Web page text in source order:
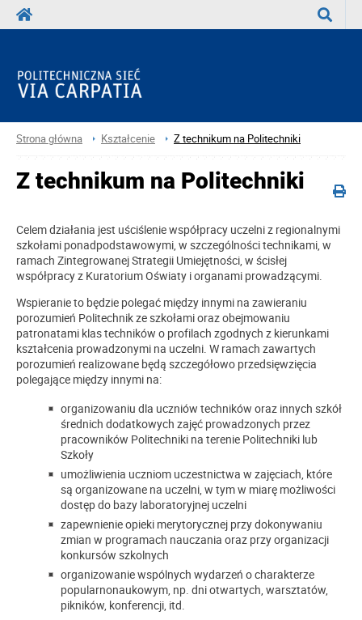
Strona główna Kształcenie Z technikum na Politechniki
Z technikum na Politechniki
Celem działania jest uściślenie współpracy uczelni z regionalnymi
szkołami ponadpodstawowymi, w szczególności technikami, w
ramach Zintegrowanej Strategii Umiejętności, w ścisłej
współpracy z Kuratorium Oświaty i organami prowadzącymi.
Wspieranie to będzie polegać między innymi na zawieraniu
porozumień Politechnik ze szkołami oraz obejmowaniu
patronatami klas techników o profilach zgodnych z kierunkami
kształcenia prowadzonymi na uczelni. W ramach zawartych
porozumień realizowane będą szczegółowo przedsięwzięcia
polegające między innymi na:
organizowaniu dla uczniów techników oraz innych szkół
średnich dodatkowych zajęć prowadzonych przez
pracowników Politechniki na terenie Politechniki lub
Szkoły
umożliwienia uczniom uczestnictwa w zajęciach, które
są organizowane na uczelni, w tym w miarę możliwości
dostęp do bazy laboratoryjnej uczelni
zapewnienie opieki merytorycznej przy dokonywaniu
zmian w programach nauczania oraz przy organizacji
konkursów szkolnych
organizowanie wspólnych wydarzeń o charakterze
popularnonaukowym, np. dni otwartych, warsztatów,
pikników, konferencji, itd.